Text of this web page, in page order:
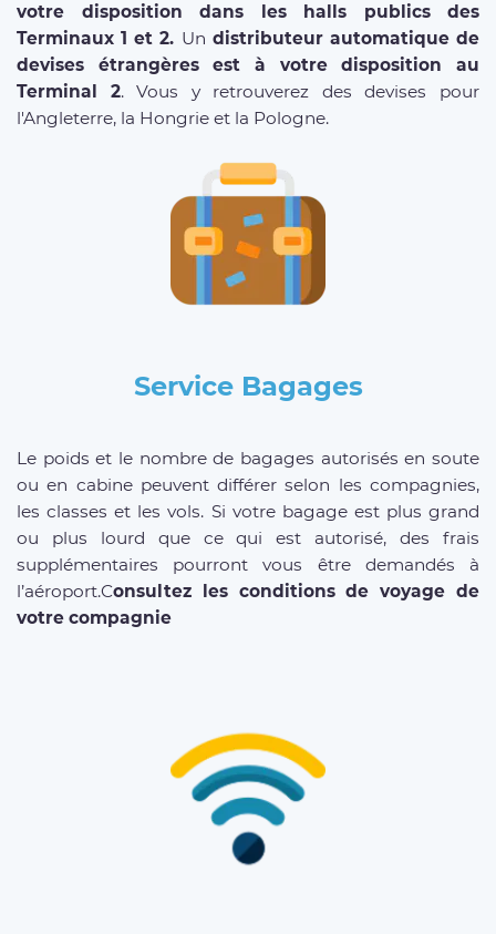
votre disposition dans les halls publics des
Terminaux 1 et 2. Un distributeur automatique de
devises étrangères est à votre disposition au
Terminal 2. Vous y retrouverez des devises pour
l'Angleterre, la Hongrie et la Pologne.
Service Bagages
Le poids et le nombre de bagages autorisés en soute
ou en cabine peuvent différer selon les compagnies,
les classes et les vols. Si votre bagage est plus grand
ou plus lourd que ce qui est autorisé, des frais
supplémentaires pourront vous être demandés à
l’aéroport.Consultez les conditions de voyage de
votre compagnie